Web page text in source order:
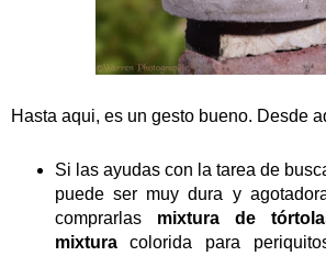
Hasta aqui, es un gesto bueno. Desde
Si las ayudas con la tarea de
puede ser muy dura y
comprarlas mixtura de
mixturacolorida para